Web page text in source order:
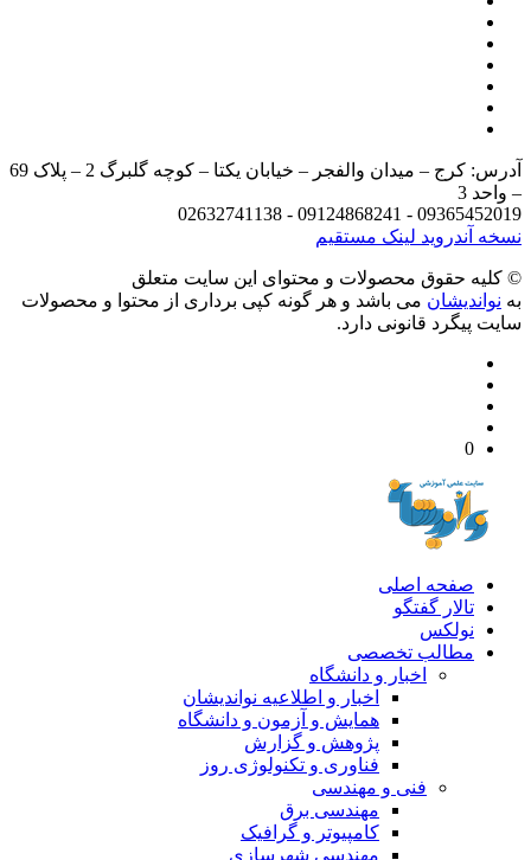
آدرس: کرج – میدان والفجر – خیابان یکتا – کوچه گلبرگ 2 – پلاک 69
3
09365452019 - 09124868241 -
آندرویدلینک مستقیم
حقوق محصولات و محتوای اين سایت متعلق
می باشد و هر گونه کپی برداری از محتوا و محصولات
پیگرد قانونی دارد.
صفحه اصلی
تالار گفتگو
نولکس
مطالب تخصصی
اخبار و دانشگاه
اخبار و اطلاعیه نواندیشان
همایش و آزمون و دانشگاه
پژوهش و گزارش
فناوری و تکنولوژی روز
فنی و مهندسی
مهندسی برق
کامپیوتر و گرافیک
مهندسی شهرسازی